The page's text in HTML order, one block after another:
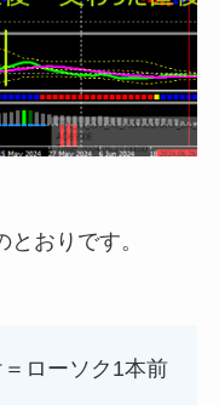
おりです。
ローソク1本前